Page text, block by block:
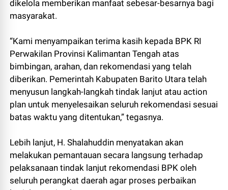
dikelola memberikan manfaat sebesar-besarnya bagi
masyarakat.
“Kami menyampaikan terima kasih kepada BPK RI
Perwakilan Provinsi Kalimantan Tengah atas
bimbingan, arahan, dan rekomendasi yang telah
diberikan. Pemerintah Kabupaten Barito Utara telah
menyusun langkah-langkah tindak lanjut atau action
plan untuk menyelesaikan seluruh rekomendasi sesuai
batas waktu yang ditentukan,” tegasnya.
Lebih lanjut, H. Shalahuddin menyatakan akan
melakukan pemantauan secara langsung terhadap
pelaksanaan tindak lanjut rekomendasi BPK oleh
seluruh perangkat daerah agar proses perbaikan